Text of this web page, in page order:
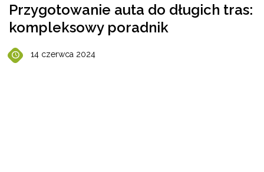
Przygotowanie auta do długich tras:
kompleksowy poradnik
14 czerwca 2024